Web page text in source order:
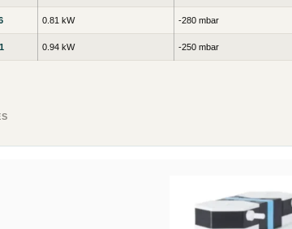
0.81 kW -280 mbar
0.94 kW -250 mbar